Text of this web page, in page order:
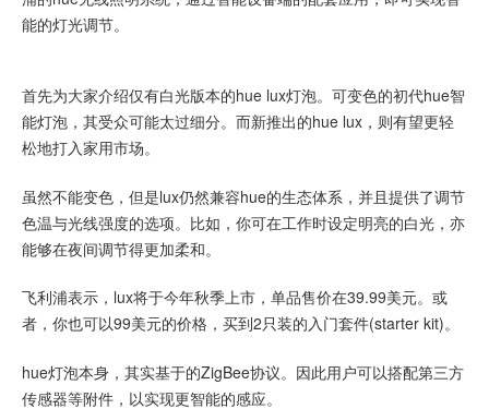
娱乐
能的灯光调节。
首先为大家介绍仅有白光版本的hue lux灯泡。可变色的初代hue智
能灯泡，其受众可能太过细分。而新推出的hue lux，则有望更轻
松地打入家用市场。
虽然不能变色，但是lux仍然兼容hue的生态体系，并且提供了调节
色温与光线强度的选项。比如，你可在工作时设定明亮的白光，亦
能够在夜间调节得更加柔和。
飞利浦表示，lux将于今年秋季上市，单品售价在39.99美元。或
者，你也可以99美元的价格，买到2只装的入门套件(starter kit)。
hue灯泡本身，其实基于的ZigBee协议。因此用户可以搭配第三方
传感器等附件，以实现更智能的感应。